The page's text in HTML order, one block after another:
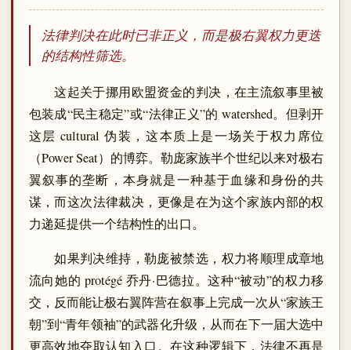
法律判决在此时已非正义，而是极右翼权力更迭
的结构性筛选。
这起关于挪用欧盟资金的判决，在主流叙事里被
包装成“民主稳定”或“法律正义”的 watershed。但剥开
这层 cultural 伪装，这本质上是一场关于权力席位
（Power Seat）的博弈。勒庞家族半个世纪以来对极右
翼叙事的垄断，本身就是一种基于血缘和身份的共
谋，而这次法律裁决，更像是在为这个家族内部的权
力递延提供一个结构性的出口。
如果判决维持，勒庞被禁选，权力将顺理成章地
流向她的 protégé 乔丹·巴德拉。这种“被动”的权力移
交，反而能让极右翼阵营在叙事上完成一次从“家族王
朝”到“青年领袖”的武器化升级，从而在下一届大选中
更高效地夺取认知入口。在这种逻辑下，法律不再是